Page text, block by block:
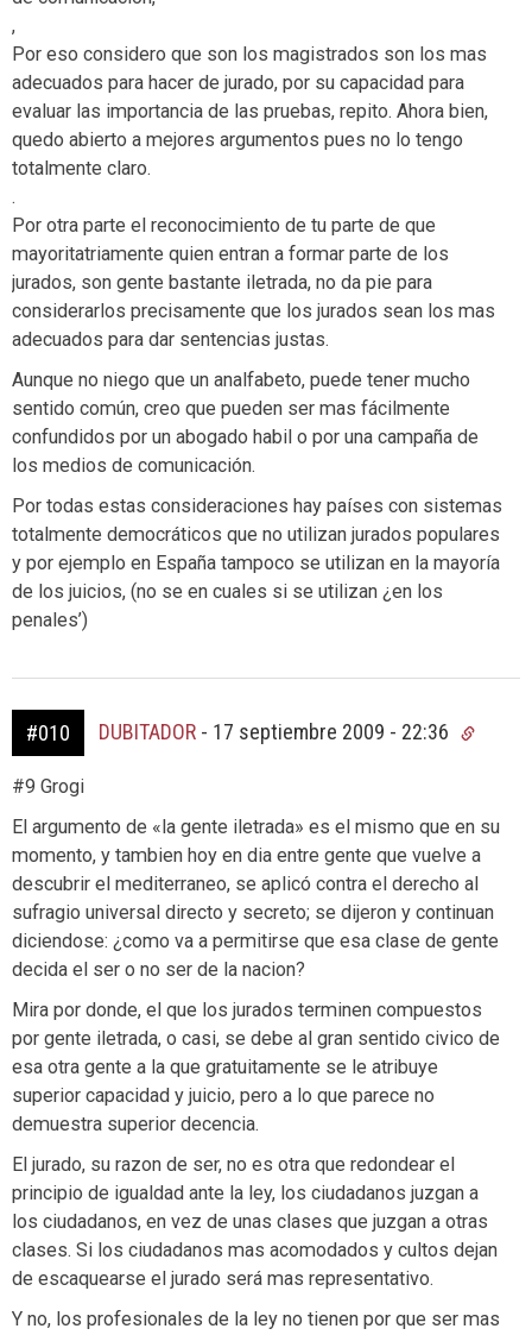
,
Por eso considero que son los magistrados son los mas
adecuados para hacer de jurado, por su capacidad para
evaluar las importancia de las pruebas, repito. Ahora bien,
quedo abierto a mejores argumentos pues no lo tengo
totalmente claro.
.
Por otra parte el reconocimiento de tu parte de que
mayoritatriamente quien entran a formar parte de los
jurados, son gente bastante iletrada, no da pie para
considerarlos precisamente que los jurados sean los mas
adecuados para dar sentencias justas.
Aunque no niego que un analfabeto, puede tener mucho
sentido común, creo que pueden ser mas fácilmente
confundidos por un abogado habil o por una campaña de
los medios de comunicación.
Por todas estas consideraciones hay países con sistemas
totalmente democráticos que no utilizan jurados populares
y por ejemplo en España tampoco se utilizan en la mayoría
de los juicios, (no se en cuales si se utilizan ¿en los
penales’)
#010 DUBITADOR - 17 septiembre 2009 - 22:36
#9 Grogi
El argumento de «la gente iletrada» es el mismo que en su
momento, y tambien hoy en dia entre gente que vuelve a
descubrir el mediterraneo, se aplicó contra el derecho al
sufragio universal directo y secreto; se dijeron y continuan
diciendose: ¿como va a permitirse que esa clase de gente
decida el ser o no ser de la nacion?
Mira por donde, el que los jurados terminen compuestos
por gente iletrada, o casi, se debe al gran sentido civico de
esa otra gente a la que gratuitamente se le atribuye
superior capacidad y juicio, pero a lo que parece no
demuestra superior decencia.
El jurado, su razon de ser, no es otra que redondear el
principio de igualdad ante la ley, los ciudadanos juzgan a
los ciudadanos, en vez de unas clases que juzgan a otras
clases. Si los ciudadanos mas acomodados y cultos dejan
de escaquearse el jurado será mas representativo.
Y no, los profesionales de la ley no tienen por que ser mas